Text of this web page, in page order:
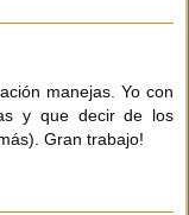
manejas. Yo con
y que decir de los
Gran trabajo!